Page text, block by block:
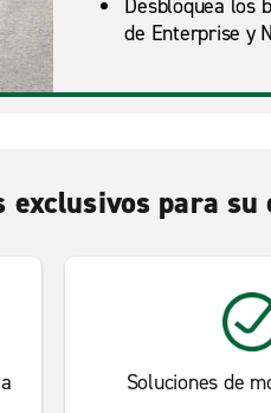
Desbloquea los
de Enterprise y
exclusivos para su
Soluciones de